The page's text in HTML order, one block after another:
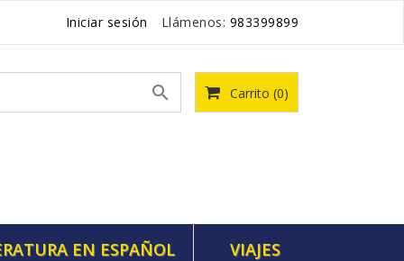
Iniciar sesión Llámenos: 983399899
Carrito (0)

EN ESPAÑOL VIAJES